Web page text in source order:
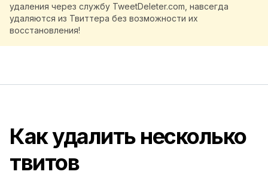
удаления через службу TweetDeleter.com, навсегда
удаляются из Твиттера без возможности их
восстановления!
Как удалить несколько
твитов